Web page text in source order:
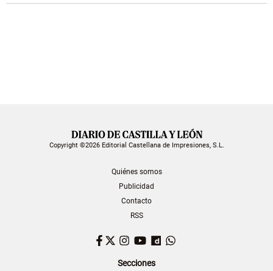
Copyright ©2026 Editorial Castellana de Impresiones, S.L.
Quiénes somos
Publicidad
Contacto
RSS
Facebook
TwitterInstagram
YouTubeDailymotion
Secciones